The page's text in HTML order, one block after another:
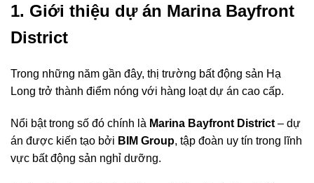
1. Giới thiệu dự án Marina Bayfront
District
Trong những năm gần đây, thị trường bất động sản Hạ
Long trở thành điểm nóng với hàng loạt dự án cao cấp.
Nổi bật trong số đó chính là Marina Bayfront District – dự
án được kiến tạo bởi BIM Group, tập đoàn uy tín trong lĩnh
vực bất động sản nghỉ dưỡng.